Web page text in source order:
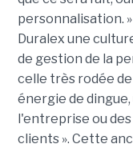
personnalisation.
Duralex une
de gestion de la
celle très rodée
énergie de
l'entreprise ou
clients ». Cette